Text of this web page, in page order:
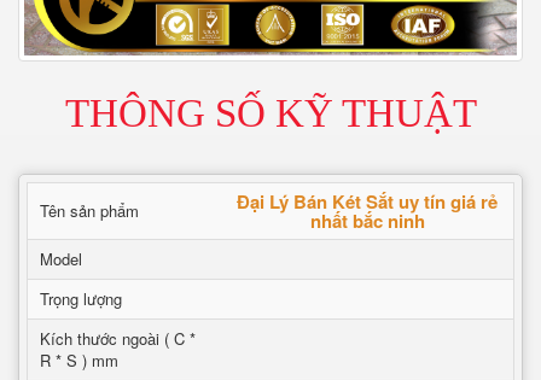
THÔNG SỐ KỸ THUẬT
Tên sản phẩm Đại Lý Bán Két Sắt uy tín giá rẻ
nhất bắc ninh
Model
Trọng lượng
Kích thước ngoài ( C *
R * S ) mm